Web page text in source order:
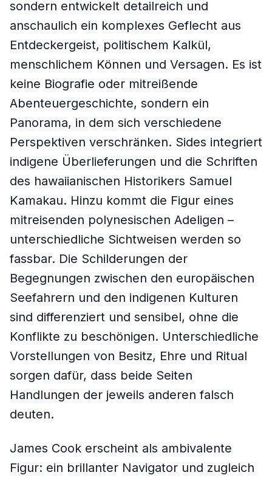
sondern entwickelt detailreich und
anschaulich ein komplexes Geflecht aus
Entdeckergeist, politischem Kalkül,
menschlichem Können und Versagen. Es ist
keine Biografie oder mitreißende
Abenteuergeschichte, sondern ein
Panorama, in dem sich verschiedene
Perspektiven verschränken. Sides integriert
indigene Überlieferungen und die Schriften
des hawaiianischen Historikers Samuel
Kamakau. Hinzu kommt die Figur eines
mitreisenden polynesischen Adeligen –
unterschiedliche Sichtweisen werden so
fassbar. Die Schilderungen der
Begegnungen zwischen den europäischen
Seefahrern und den indigenen Kulturen
sind differenziert und sensibel, ohne die
Konflikte zu beschönigen. Unterschiedliche
Vorstellungen von Besitz, Ehre und Ritual
sorgen dafür, dass beide Seiten
Handlungen der jeweils anderen falsch
deuten.
James Cook erscheint als ambivalente
Figur: ein brillanter Navigator und zugleich